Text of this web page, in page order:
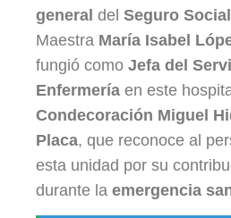
general del Seguro Social
Maestra María Isabel
fungió como Jefa del
Enfermería en este
Condecoración Miguel
Placa, que reconoce al
esta unidad por su
durante la emergencia